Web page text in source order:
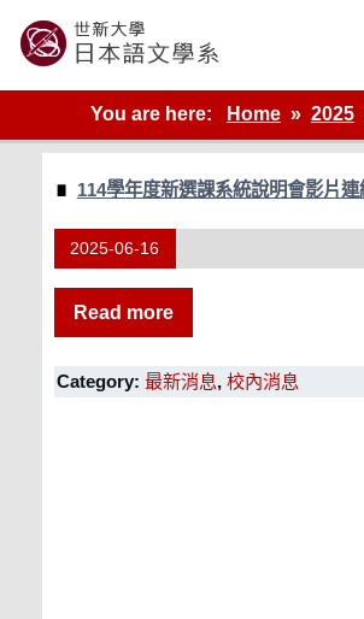
content
世新大學教學單位的網站
You are here:
Home 2025
114學年度新選課系統說明會影片連
2025-06-16
Read more
Category: 最新消息, 校內消息